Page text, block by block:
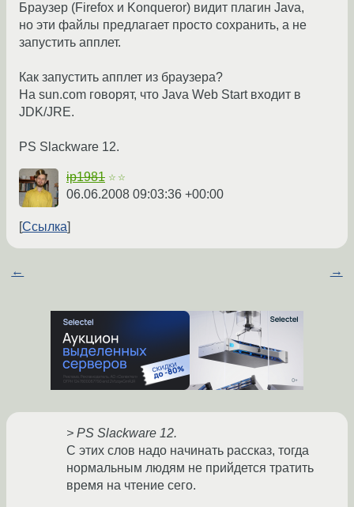
Браузер (Firefox и Konqueror) видит плагин Java,
но эти файлы предлагает просто сохранить, а не
запустить апплет.
Как запустить апплет из браузера?
На sun.com говорят, что Java Web Start входит в
JDK/JRE.
PS Slackware 12.
ip1981 ☆☆
06.06.2008 09:03:36 +00:00
Ссылка
← →
> PS Slackware 12.
С этих слов надо начинать рассказ, тогда
нормальным людям не прийдется тратить
время на чтение сего.